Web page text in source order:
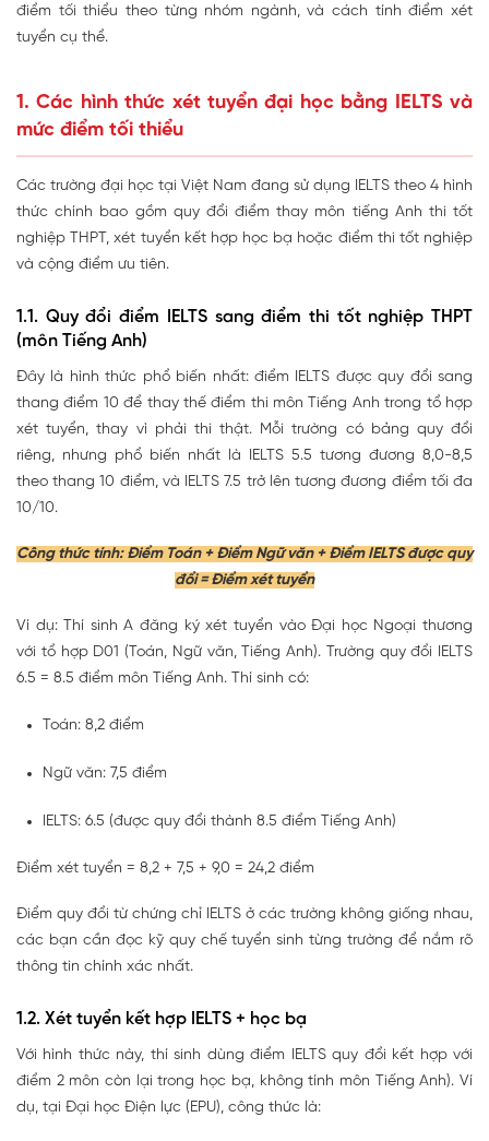
điểm tối thiểu theo từng nhóm ngành, và cách tính điểm xét
tuyển cụ thể.
1. Các hình thức xét tuyển đại học bằng IELTS và
mức điểm tối thiểu
Các trường đại học tại Việt Nam đang sử dụng IELTS theo 4 hình
thức chính bao gồm quy đổi điểm thay môn tiếng Anh thi tốt
nghiệp THPT, xét tuyển kết hợp học bạ hoặc điểm thi tốt nghiệp
và cộng điểm ưu tiên.
1.1. Quy đổi điểm IELTS sang điểm thi tốt nghiệp THPT
(môn Tiếng Anh)
Đây là hình thức phổ biến nhất: điểm IELTS được quy đổi sang
thang điểm 10 để thay thếđiểm thi môn Tiếng Anh trong tổ hợp
xét tuyển, thay vì phải thi thật. Mỗi trường có bảng quy đổi
riêng, nhưng phổ biến nhất là IELTS 5.5 tương đương 8,0-8,5
theo thang 10 điểm, và IELTS 7.5 trở lên tương đương điểm tối đa
10/10.
Công thức tính: Điểm Toán + Điểm Ngữ văn + Điểm IELTS được quy
đổi = Điểm xét tuyển
Ví dụ:Thí sinh A đăng ký xét tuyển vào Đại học Ngoại thương
với tổ hợp D01 (Toán, Ngữ văn, Tiếng Anh). Trường quy đổi
IELTS
6.5 = 8.5 điểm môn Tiếng Anh. Thí sinh có:
Toán: 8,2 điểm
Ngữ văn: 7,5 điểm
IELTS: 6.5 (được quy đổi thành 8.5 điểm Tiếng Anh)
Điểm xét tuyển = 8,2 + 7,5 + 9,0 = 24,2 điểm
Điểm quy đổi từ chứng chỉ IELTS ở các trường không giống nhau,
các bạn cần đọc kỹ quy chế tuyển sinh từng trường để nắm rõ
thông tin chính xác nhất.
1.2. Xét tuyển kết hợp IELTS + học bạ
Với hình thức này, thí sinh dùng điểm IELTS quy đổi kết hợp với
điểm 2 môn còn lại trong học bạ, không tính môn Tiếng Anh). Ví
dụ, tại Đại học Điện lực (EPU), công thức là: